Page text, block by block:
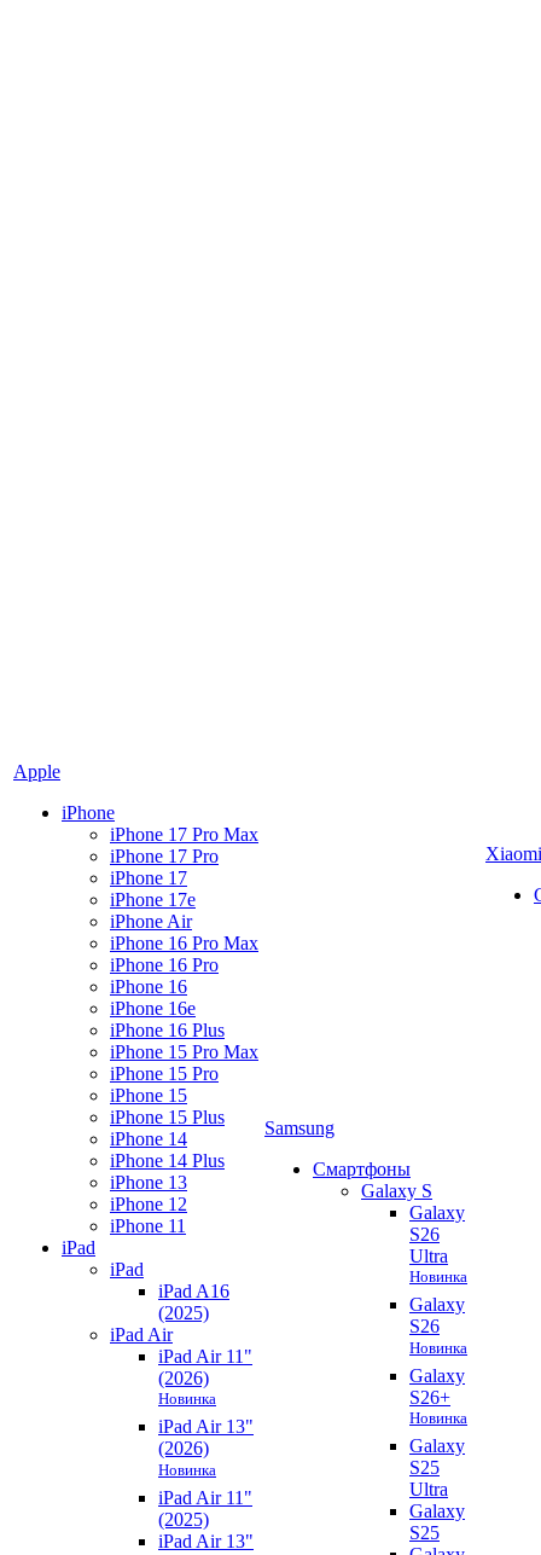
Apple
iPhone
iPhone 17 Pro Max
iPhone 17 Pro
iPhone 17
iPhone 17e
iPhone Air
iPhone 16 Pro Max
iPhone 16 Pro
iPhone 16
iPhone 16e
iPhone 16 Plus
iPhone 15 Pro Max
iPhone 15 Pro
iPhone 15
iPhone 15 Plus
iPhone 14
iPhone 14 Plus
iPhone 13
iPhone 12
iPhone 11
iPad
iPad
iPad A16
(2025)
iPad Air
iPad Air 11"
(2026)
Новинка
iPad Air 13"
(2026)
Новинка
iPad Air 11"
(2025)
iPad Air 13"
Samsung
Смартфоны
Galaxy S
Galaxy
S26
Ultra
Новинка
Galaxy
S26
Новинка
Galaxy
S26+
Новинка
Galaxy
S25
Ultra
Galaxy
S25
Xiaomi